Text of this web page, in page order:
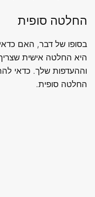
החלטה סופית
בסופו של דבר, האם
היא החלטה אישית
וההעדפות שלך. כדאי
החלטה סופית.